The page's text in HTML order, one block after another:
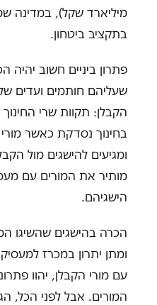
מיליארד שקל), במדינה
בתקציב ביטחון.
פתרון ביניים חשוב יהיה
שעליהם חותמים ועדים
הקבלן: תקוות שרי
בחינוך נסדקת כאשר
ומגיעים להישגים מול
מותיר את המורים עם
הישגיהם.
הכרה בהישגים שהשיגו
ומתן יתרון במכרז
עם מורי הקבלן, יהוו
המורים. אבל לפני הכל,